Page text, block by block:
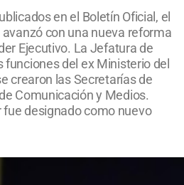
en el Boletín Oficial, el
con una nueva reforma
Ejecutivo. La Jefatura de
funciones del ex Ministerio del
crearon las Secretarías de
Comunicación y Medios.
designado como nuevo